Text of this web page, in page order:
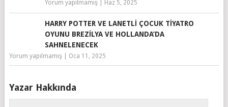
Yorum yapılmamış| Haz 5, 2025
HARRY POTTER VE LANETLI ÇOCUK TIYATRO
OYUNU BREZILYA VE HOLLANDA’DA
SAHNELENECEK
Yorum yapılmamış| Oca 11, 2025
Yazar Hakkında